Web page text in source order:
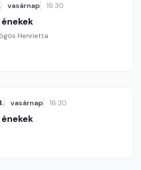
vasárnap 16:30
Henrietta
vasárnap 16:30